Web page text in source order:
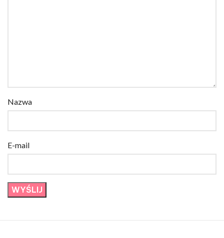
Nazwa
E-mail